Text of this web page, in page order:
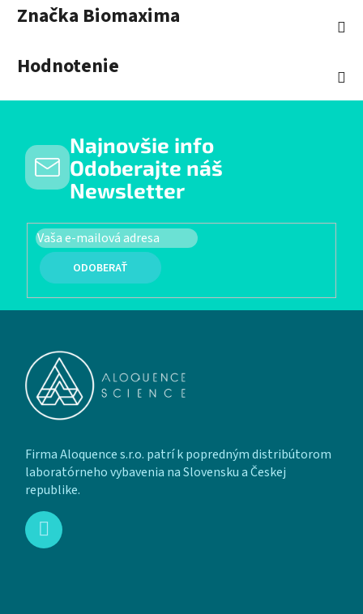
Značka Biomaxima
Hodnotenie
Najnovšie info
Odoberajte náš
Newsletter
PRIHLÁSIŤ SA
Firma Aloquence s.r.o. patrí k popredným distribútorom
laboratórneho vybavenia na Slovensku a Českej
republike.